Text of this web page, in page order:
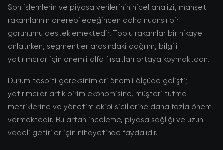
Son işlemlerin ve piyasa verilerinin nicel analizi, manşet
rakamlarının önerebileceğinden daha nüanslı bir
görünümü desteklemektedir. Toplu rakamlar bir hikaye
anlatırken, segmentler arasındaki dağılım, bilgili
yatırımcılar için önemli alfa fırsatları ortaya koymaktadır.
Durum tespiti gereksinimleri önemli ölçüde gelişti;
yatırımcılar artık birim ekonomisine, müşteri tutma
metriklerine ve yönetim ekibi sicillerine daha fazla önem
vermektedir. Bu artan inceleme, piyasa sağlığı ve uzun
vadeli getiriler için nihayetinde faydalıdır.